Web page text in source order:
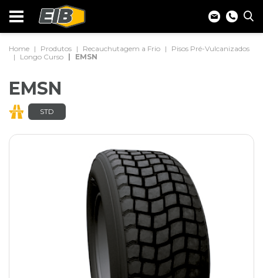
Home Produtos Recauchutagem a Frio
Pisos Pré-Vulcanizados
Longo Curso
EMSN
EMSN
STD